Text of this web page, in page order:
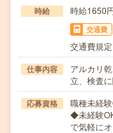
時給 時給1650
交通費
交通費規
仕事内容
アルカリ
立、検査
応募資格
職種未経
◆未経験
で気軽に